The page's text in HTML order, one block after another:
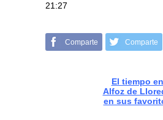
21:27
Comparte Comparte
El tiempo en
Alfoz de
en sus